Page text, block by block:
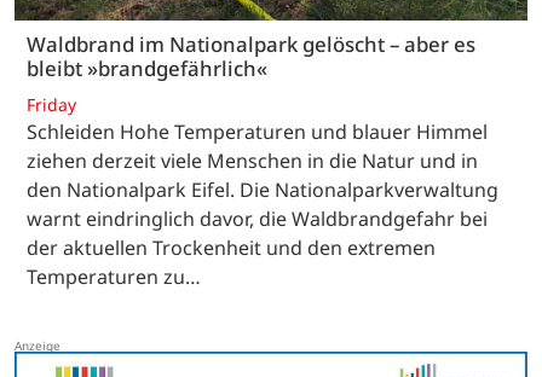
Waldbrand im Nationalpark gelöscht – aber es
bleibt »brandgefährlich«
Friday
Schleiden Hohe Temperaturen und blauer Himmel
ziehen derzeit viele Menschen in die Natur und in
den Nationalpark Eifel. Die Nationalparkverwaltung
warnt eindringlich davor, die Waldbrandgefahr bei
der aktuellen Trockenheit und den extremen
Temperaturen zu…